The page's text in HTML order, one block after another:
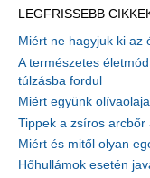
LEGFRISSEBB
Miért ne hagyjuk ki az
A természetes
túlzásba fordul
Miért együnk
Tippek a zsíros arcbőr
Miért és mitől olyan
Hőhullámok esetén